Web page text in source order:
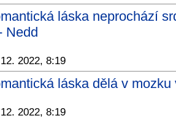
láska neprochází
Nedd
2022, 8:19
láska dělá v
2022, 8:19